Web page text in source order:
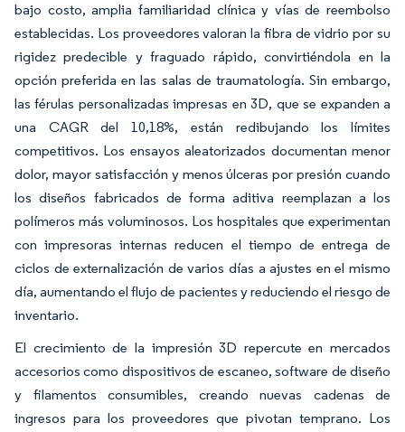
bajo costo, amplia familiaridad clínica y vías de reembolso
establecidas. Los proveedores valoran la fibra de vidrio por su
rigidez predecible y fraguado rápido, convirtiéndola en la
opción preferida en las salas de traumatología. Sin embargo,
las férulas personalizadas impresas en 3D, que se expanden a
una CAGR del 10,18%, están redibujando los límites
competitivos. Los ensayos aleatorizados documentan menor
dolor, mayor satisfacción y menos úlceras por presión cuando
los diseños fabricados de forma aditiva reemplazan a los
polímeros más voluminosos. Los hospitales que experimentan
con impresoras internas reducen el tiempo de entrega de
ciclos de externalización de varios días a ajustes en el mismo
día, aumentando el flujo de pacientes y reduciendo el riesgo de
inventario.
El crecimiento de la impresión 3D repercute en mercados
accesorios como dispositivos de escaneo, software de diseño
y filamentos consumibles, creando nuevas cadenas de
ingresos para los proveedores que pivotan temprano. Los